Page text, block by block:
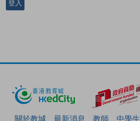
登入
關於教城 最新消息 教師 中學生